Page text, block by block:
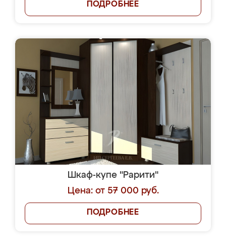
ПОДРОБНЕЕ
Шкаф-купе "Рарити"
Цена: от 57 000 руб.
ПОДРОБНЕЕ